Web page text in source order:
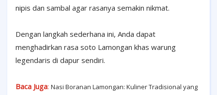
nipis dan sambal agar rasanya semakin nikmat.
Dengan langkah sederhana ini, Anda dapat
menghadirkan rasa soto Lamongan khas warung
legendaris di dapur sendiri.
Baca Juga: Nasi Boranan Lamongan: Kuliner Tradisional yang